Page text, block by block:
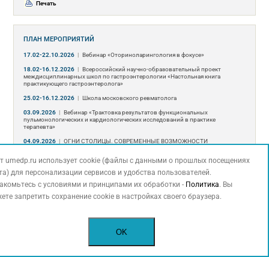
Печать
ПЛАН МЕРОПРИЯТИЙ
17.02-22.10.2026 | Вебинар «Оториноларингология в фокусе»
18.02-16.12.2026 | Всероссийский научно-образовательный проект
междисциплинарных школ по гастроэнтерологии «Настольная книга
практикующего гастроэнтеролога»
25.02-16.12.2026 | Школа московского ревматолога
03.09.2026 | Вебинар «Трактовка результатов функциональных
пульмонологических и кардиологических исследований в практике
терапевта»
04.09.2026 | ОГНИ СТОЛИЦЫ. СОВРЕМЕННЫЕ ВОЗМОЖНОСТИ
09-11.09.2026 | ХIII МЕЖДИСЦИПЛИНАРНЫЙ МЕДИЦИНСКИЙ КОНГРЕСС
«Актуальные вопросы врачебной практики»
11.09.2026 | Научно-практическая конференция «Академия инновационной
umedp.ru использует cookie (файлы с данными о прошлых посещениях
для персонализации сервисов и удобства пользователей.
с условиями и принципами их обработки - Политика. Вы
запретить сохранение cookie в настройках своего браузера.
OK